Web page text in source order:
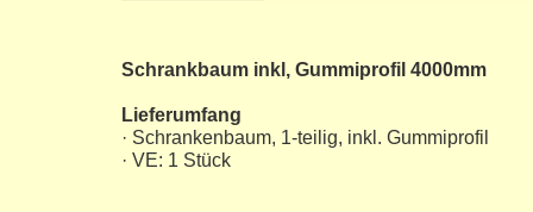
Schrankbaum inkl, Gummiprofil 4000mm
Lieferumfang
· Schrankenbaum, 1-teilig, inkl. Gummiprofil
· VE: 1 Stück